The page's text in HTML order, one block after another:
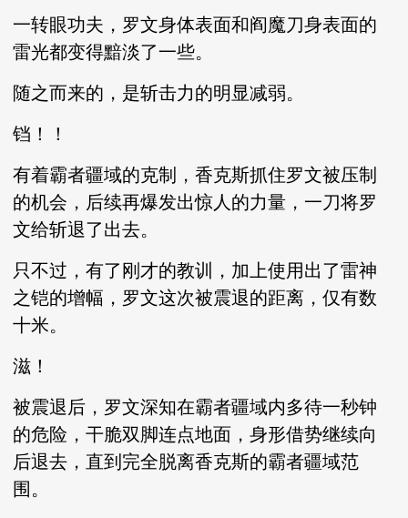
一转眼功夫，罗文身体表面和阎魔刀身表面的
雷光都变得黯淡了一些。
随之而来的，是斩击力的明显减弱。
铛！！
有着霸者疆域的克制，香克斯抓住罗文被压制
的机会，后续再爆发出惊人的力量，一刀将罗
文给斩退了出去。
只不过，有了刚才的教训，加上使用出了雷神
之铠的增幅，罗文这次被震退的距离，仅有数
十米。
滋！
被震退后，罗文深知在霸者疆域内多待一秒钟
的危险，干脆双脚连点地面，身形借势继续向
后退去，直到完全脱离香克斯的霸者疆域范
围。